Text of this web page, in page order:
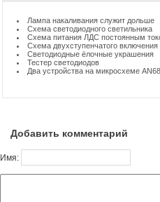
Лампа накаливания служит дольше
Схема светодиодного светильника
Схема питания ЛДС постоянным
Схема двухступенчатого
Светодиодные ёлочные украшения
Тестер светодиодов
Два устройства на микросхеме
Добавить комментарий
Имя: